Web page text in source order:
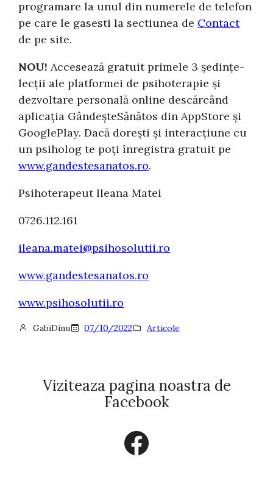
programare la unul din numerele de telefon
pe care le gasesti la sectiunea de Contact
de pe site.
NOU! Accesează gratuit primele 3 ședințe-
lecții ale platformei de psihoterapie și
dezvoltare personală online descărcând
aplicația GândeșteSănătos din AppStore și
GooglePlay. Dacă dorești și interacțiune cu
un psiholog te poți înregistra gratuit pe
www.gandestesanatos.ro.
Psihoterapeut Ileana Matei
0726.112.161
ileana.matei@psihosolutii.ro
www.gandestesanatos.ro
www.psihosolutii.ro
GabiDinu 07/10/2022 Articole
Viziteaza pagina noastra de
Facebook
Facebook